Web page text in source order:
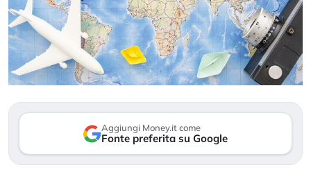
Aggiungi Money.it come
Fonte preferita su Google